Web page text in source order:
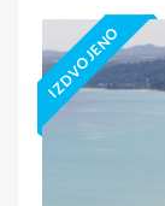
IZDVOJENO